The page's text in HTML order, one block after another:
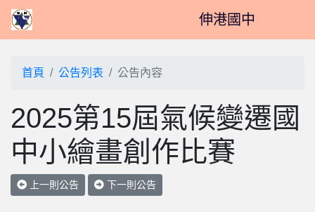
伸港國中
首頁 公告列表 公告內容
2025第15屆氣候變遷國
中小繪畫創作比賽
上一則公告 下一則公告